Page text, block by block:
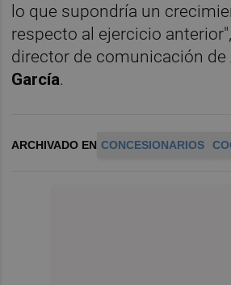
lo que supondría un
respecto al ejercicio
director de comunicación de
García.
ARCHIVADO EN CONCESIONARIOS